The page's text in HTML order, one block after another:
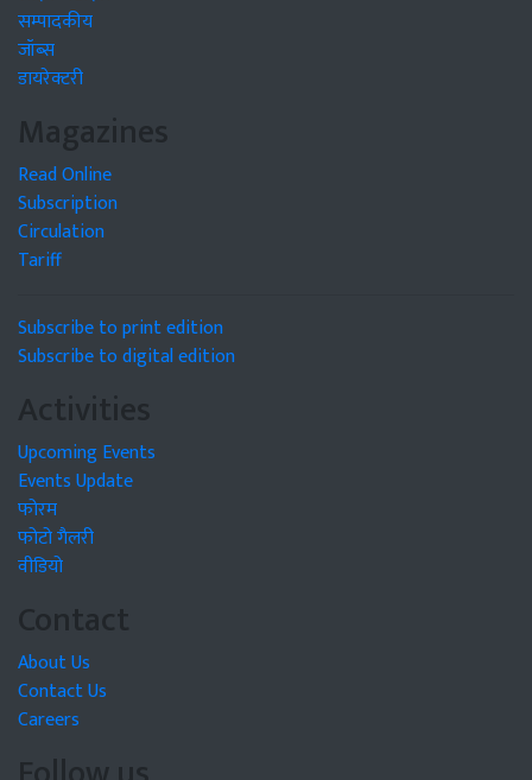
सम्पादकीय
जॉब्स
डायरेक्टरी
Magazines
Read Online
Subscription
Circulation
Tariff
Subscribe to print edition
Subscribe to digital edition
Activities
Upcoming Events
Events Update
फोरम
फोटो गैलरी
वीडियो
Contact
About Us
Contact Us
Careers